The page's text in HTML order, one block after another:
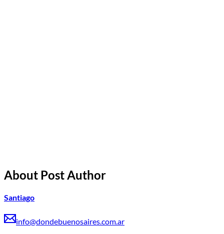
About Post Author
Santiago
info@dondebuenosaires.com.ar